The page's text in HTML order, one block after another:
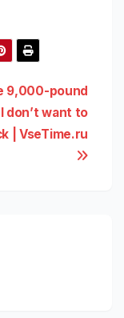
9,000-pound
don’t want to
| VseTime.ru